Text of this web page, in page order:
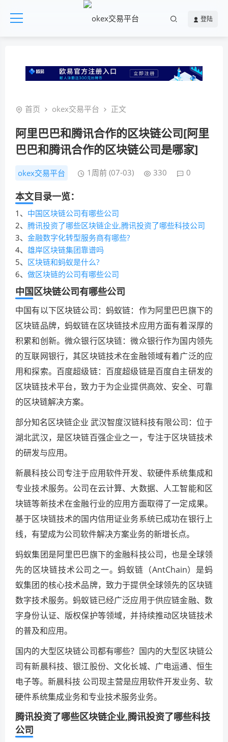
登陆
首页 okex交易平台 正文
阿里巴巴和腾讯合作的区块链公司[阿里
巴巴和腾讯合作的区块链公司是哪家]
okex交易平台 1周前 (07-03) 330 0
本文目录一览：
1、 中国区块链公司有哪些公司
2、 腾讯投资了哪些区块链企业,腾讯投资了哪些科技公司
3、 金融数字化转型服务商有哪些?
4、 雄岸区块链集团靠谱吗
5、 区块链和蚂蚁是什么?
6、 做区块链的公司有哪些公司
中国区块链公司有哪些公司
中国有以下区块链公司：蚂蚁链：作为阿里巴巴旗下的
区块链品牌，蚂蚁链在区块链技术应用方面有着深厚的
积累和创新。微众银行区块链：微众银行作为国内领先
的互联网银行，其区块链技术在金融领域有着广泛的应
用和探索。百度超级链：百度超级链是百度自主研发的
区块链技术平台，致力于为企业提供高效、安全、可靠
的区块链解决方案。
部分知名区块链企业 武汉智度汉链科技有限公司：位于
湖北武汉，是区块链百强企业之一，专注于区块链技术
的研发与应用。
新晨科技公司专注于应用软件开发、软硬件系统集成和
专业技术服务。公司在云计算、大数据、人工智能和区
块链等新技术在金融行业的应用方面取得了一定成果。
基于区块链技术的国内信用证业务系统已成功在银行上
线，有望成为公司软件解决方案业务的新增长点。
蚂蚁集团是阿里巴巴旗下的金融科技公司，也是全球领
先的区块链技术公司之一。蚂蚁链（AntChain）是蚂
蚁集团的核心技术品牌，致力于提供全球领先的区块链
数字技术服务。蚂蚁链已经广泛应用于供应链金融、数
字身份认证、版权保护等领域，并持续推动区块链技术
的普及和应用。
国内的大型区块链公司都有哪些？国内的大型区块链公
司有新晨科技、银江股份、文化长城、广电运通、恒生
电子等。新晨科技 公司现主营是应用软件开发业务、软
硬件系统集成业务和专业技术服务业务。
腾讯投资了哪些区块链企业,腾讯投资了哪些科技
公司